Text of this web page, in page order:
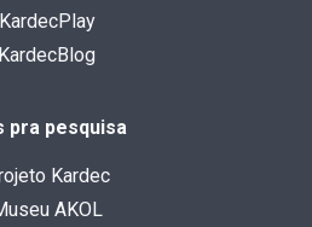
KardecPlay
pra pesquisa
Kardec
AKOL